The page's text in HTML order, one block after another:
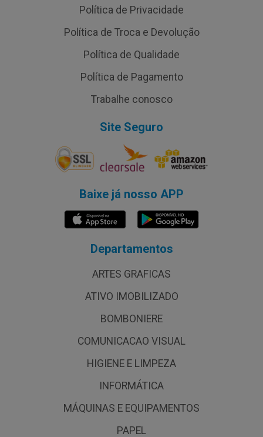
Política de Privacidade
Política de Troca e Devolução
Política de Qualidade
Política de Pagamento
Trabalhe conosco
Site Seguro
Baixe já nosso APP
Departamentos
ARTES GRAFICAS
ATIVO IMOBILIZADO
BOMBONIERE
COMUNICACAO VISUAL
HIGIENE E LIMPEZA
INFORMÁTICA
MÁQUINAS E EQUIPAMENTOS
PAPEL